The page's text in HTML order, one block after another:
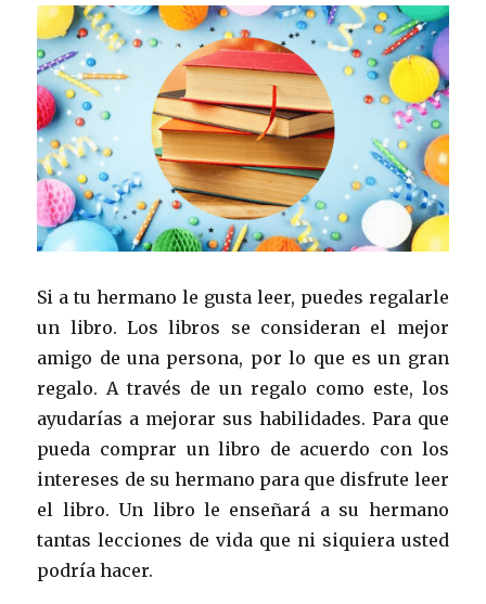
Si a tu hermano le gusta leer, puedes regalarle
un libro. Los libros se consideran el mejor
amigo de una persona, por lo que es un gran
regalo. A través de un regalo como este, los
ayudarías a mejorar sus habilidades. Para que
pueda comprar un libro de acuerdo con los
intereses de su hermano para que disfrute leer
el libro. Un libro le enseñará a su hermano
tantas lecciones de vida que ni siquiera usted
podría hacer.